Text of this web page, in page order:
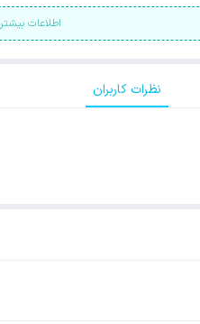
اطلاعات بیشتر
نظرات کاربران